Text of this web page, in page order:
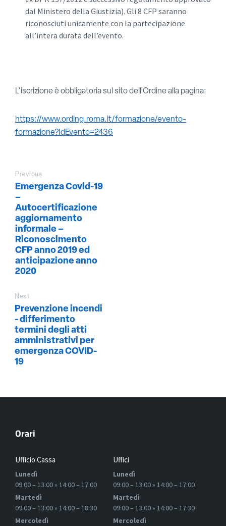
dal Ministero della Giustizia). Gli 8 CFP saranno
riconosciuti unicamente con la partecipazione
all’intera durata dell’evento.
L’iscrizione è obbligatoria sul sito dell’Ordine alla pagina:
https://www.ording.roma.it/formazione/evento-
formazione?IdEvento=2436
Previous
Emergenza Covid-19
–
Autocertificazione
aggiornamento
informale –
Riconoscimento
CFP anno 2019 ed
anticipazione anno
2020
Next
Prevenzione incendi
- differimento
termini degli atti
amministrativi per
emergenza COVID-
19
Orari
Ufficio Cassa
Lunedì
09:00 – 13:00 » 14:00 – 17:00
Martedì
09:00 – 13:00 » 14:00 – 18:30
Mercoledì
Uffici
Lunedì
09:00 – 13:00 » 14:00 – 17:00
Martedì
09:00 – 13:00 » 14:00 – 17:30
Mercoledì